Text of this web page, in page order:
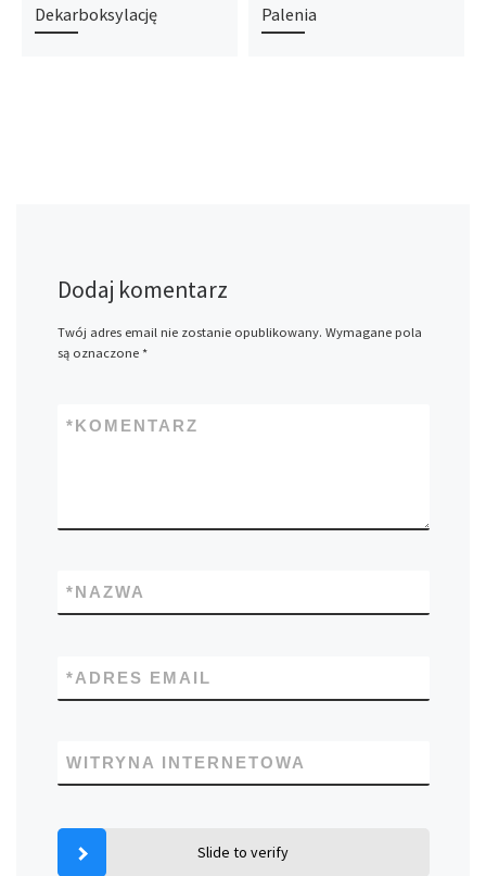
Dekarboksylację Palenia
Dodaj komentarz
Twój adres email nie zostanie opublikowany. Wymagane pola
są oznaczone *
KOMENTARZ
*
NAZWA
*
ADRES EMAIL
*
WITRYNA INTERNETOWA
Slide to verify